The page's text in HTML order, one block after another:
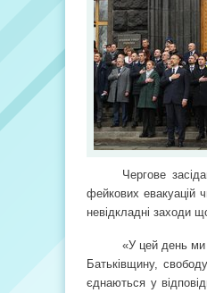
Чергове
фейкових евакуацій
невідкладні заходи
«У цей день ми
Батьківщину,
єднаються у